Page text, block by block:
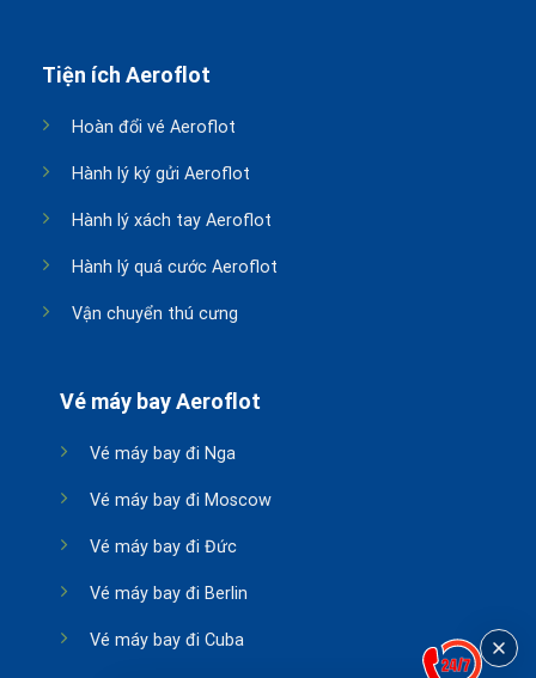
Tiện ích Aeroflot
Hoàn đổi vé Aeroflot
Hành lý ký gửi Aeroflot
Hành lý xách tay Aeroflot
Hành lý quá cước Aeroflot
Vận chuyển thú cưng
Vé máy bay Aeroflot
Vé máy bay đi Nga
Vé máy bay đi Moscow
Vé máy bay đi Đức
Vé máy bay đi Berlin
Vé máy bay đi Cuba